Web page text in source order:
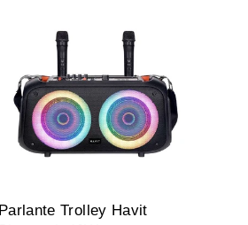
Parlante Trolley Havit